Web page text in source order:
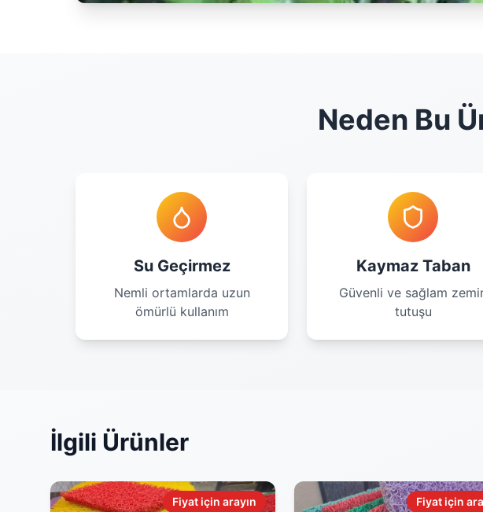
Neden Bu
Su Geçirmez
Nemli ortamlarda uzun
ömürlü kullanım
Kaymaz Taban
Güvenli ve sağlam
tutuşu
İlgili Ürünler
Fiyat için arayın Fiyat için